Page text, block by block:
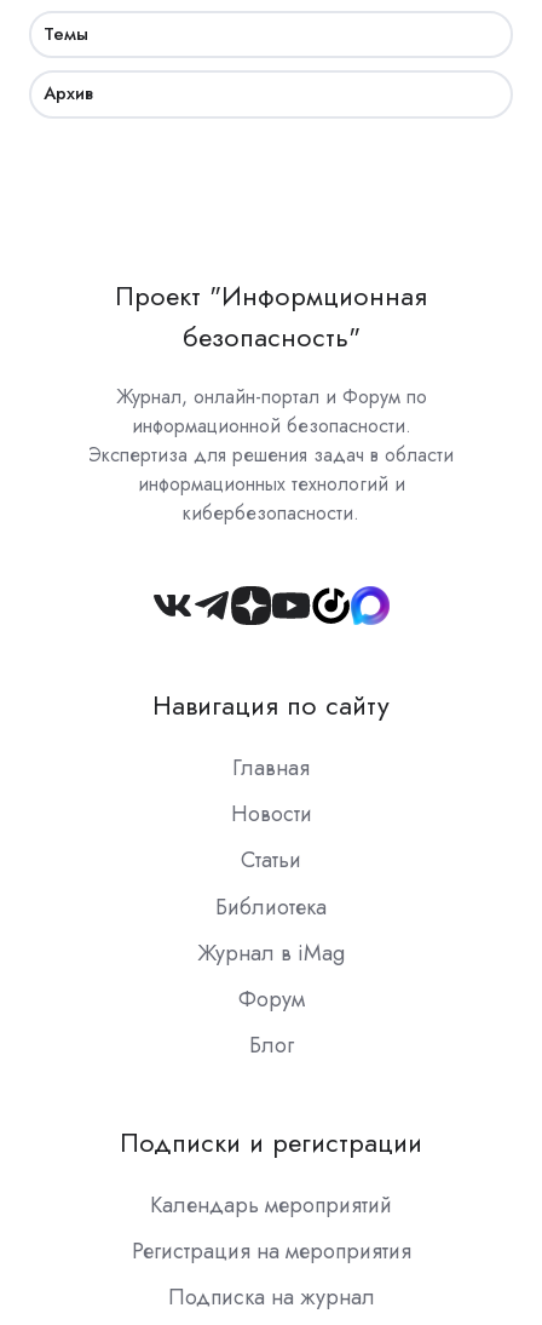
Темы
Архив
Проект "Информционная
безопасность"
Журнал, онлайн-портал и Форум по
информационной безопасности.
Экспертиза для решения задач в области
информационных технологий и
кибербезопасности.
Join
Slack
Навигация по сайту
Главная
Новости
Статьи
Библиотека
Журнал в iMag
Форум
Блог
Подписки и регистрации
Календарь мероприятий
Регистрация на мероприятия
Подписка на журнал